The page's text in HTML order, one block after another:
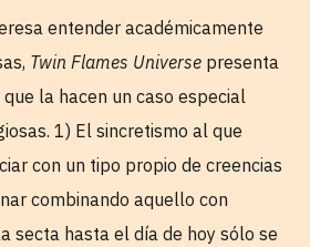
entender académicamente
Twin Flames Universe presenta
la hacen un caso especial
1) El sincretismo al que
con un tipo propio de creencias
combinando aquello con
secta hasta el día de hoy sólo se